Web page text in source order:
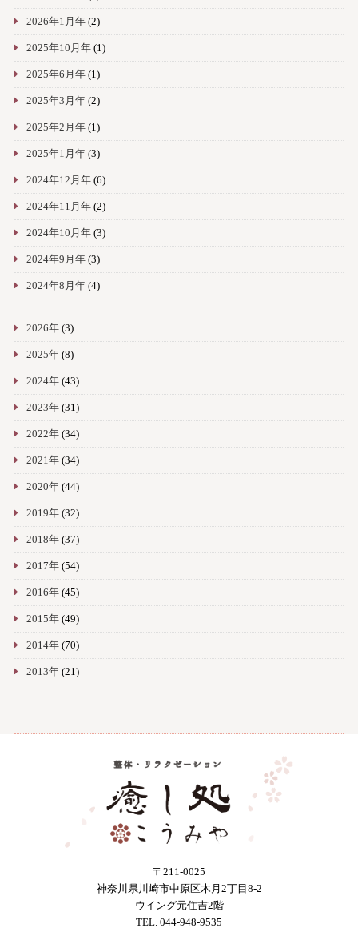
2026年1月年(2)
2025年10月年(1)
2025年6月年(1)
2025年3月年(2)
2025年2月年(1)
2025年1月年(3)
2024年12月年(6)
2024年11月年(2)
2024年10月年(3)
2024年9月年(3)
2024年8月年(4)
2026年(3)
2025年(8)
2024年(43)
2023年(31)
2022年(34)
2021年(34)
2020年(44)
2019年(32)
2018年(37)
2017年(54)
2016年(45)
2015年(49)
2014年(70)
2013年(21)
〒211-0025
神奈川県川崎市中原区木月2丁目8-2
ウイング元住吉2階
TEL. 044-948-9535